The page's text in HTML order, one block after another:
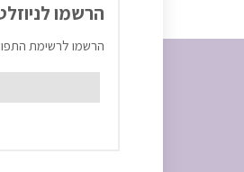
הרשמו
הרשמו לרשימת